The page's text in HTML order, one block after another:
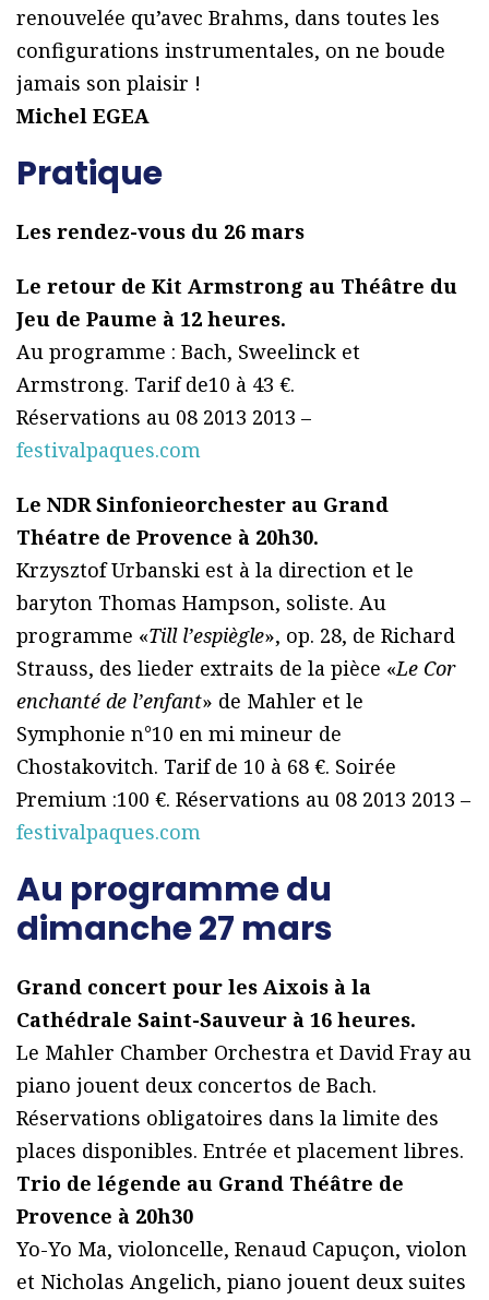
renouvelée qu’avec Brahms, dans toutes les
configurations instrumentales, on ne boude
jamais son plaisir !
Michel EGEA
Pratique
Les rendez-vous du 26 mars
Le retour de Kit Armstrong au Théâtre du
Jeu de Paume à 12 heures.
Au programme : Bach, Sweelinck et
Armstrong. Tarif de10 à 43 €.
Réservations au 08 2013 2013 –
festivalpaques.com
Le NDR Sinfonieorchester au Grand
Théatre de Provence à 20h30.
Krzysztof Urbanski est à la direction et le
baryton Thomas Hampson, soliste. Au
programme «Till l’espiègle», op. 28, de Richard
Strauss, des lieder extraits de la pièce «Le Cor
enchanté de l’enfant» de Mahler et le
Symphonie n°10 en mi mineur de
Chostakovitch. Tarif de 10 à 68 €. Soirée
Premium :100 €. Réservations au 08 2013 2013 –
festivalpaques.com
Au programme du
dimanche 27 mars
Grand concert pour les Aixois à la
Cathédrale Saint-Sauveur à 16 heures.
Le Mahler Chamber Orchestra et David Fray au
piano jouent deux concertos de Bach.
Réservations obligatoires dans la limite des
places disponibles. Entrée et placement libres.
Trio de légende au Grand Théâtre de
Provence à 20h30
Yo-Yo Ma, violoncelle, Renaud Capuçon, violon
et Nicholas Angelich, piano jouent deux suites